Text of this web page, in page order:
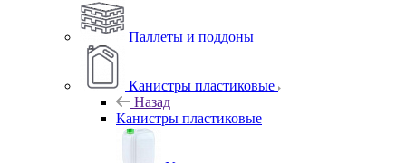
Паллеты и поддоны
Канистры пластиковые
Назад
Канистры пластиковые